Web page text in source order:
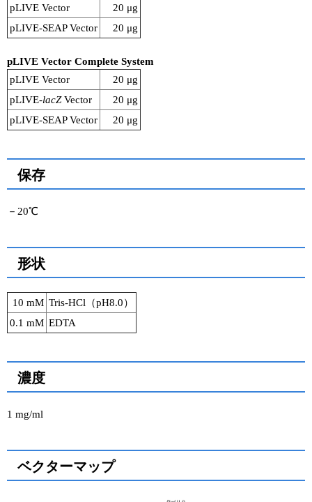
pLIVE Vector
20 μg
pLIVE-SEAP Vector
20 μg
pLIVE Vector Complete System
pLIVE Vector
20 μg
pLIVE-lacZVector
20 μg
pLIVE-SEAP Vector
20 μg
保存
－20℃
形状
10 mM Tris-HCl（pH8.0）
0.1 mM EDTA
濃度
1 mg/ml
ベクターマップ